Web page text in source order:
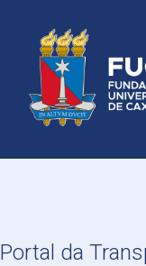
Portal da